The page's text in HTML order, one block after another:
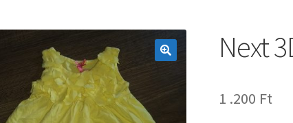
Next
1 .200 Ft